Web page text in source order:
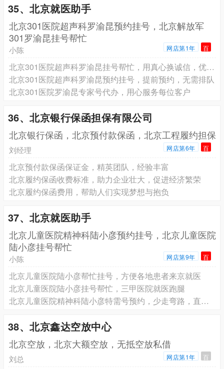
35、北京就医助手
北京301医院超声科罗渝昆预约挂号，北京解放军
301罗渝昆挂号帮忙
小陈 网店第1年 百
北京301医院超声科罗渝昆挂号帮忙，用真心换诚信，优质服务请放心
北京301医院超声科罗渝昆预约挂号，提前预约，无需排队
北京301医院罗渝昆专家号代办，用心服务每位客户
36、北京银行保函担保有限公司
北京银行保函，北京预付款保函，北京工程履约担保
刘经理 网店第6年 百
北京预付款保函保证金，精英团队，经验丰富
北京履约保函收费标准，助力企业壮大，促进经济繁荣
北京履约保函费用，帮助人们实现梦想与抱负
37、北京就医助手
北京儿童医院精神科陆小彦预约挂号，北京儿童医院
陆小彦挂号帮忙
小陈 网店第9年 百
北京儿童医院陆小彦帮忙挂号，方便各地患者来京就医
北京儿童医院陆小彦挂号帮忙，三甲医院就医跑腿
北京儿童医院精神科陆小彦特需号预约，少走弯路，直接找专家
38、北京鑫达空放中心
北京空放，北京大额空放，无抵空放私借
刘总 网店第1年 百